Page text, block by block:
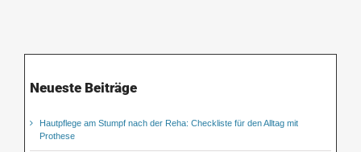
Neueste Beiträge
Hautpflege am Stumpf nach der Reha: Checkliste für den Alltag mit
Prothese